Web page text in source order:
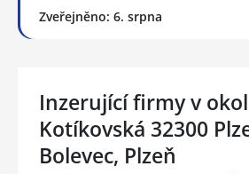
Zveřejněno: 6. srpna
Inzerující firmy v
Kotíkovská 32300
Bolevec, Plzeň